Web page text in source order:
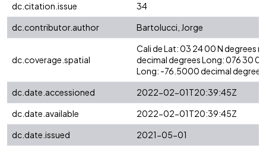
dc.citation.issue
34
dc.contributor.author
Bartolucci, Jorge
dc.coverage.spatial
Cali de Lat: 03 24 00 N degrees
decimal degrees Long: 076 30
Long: -76.5000 decimal degrees
dc.date.accessioned
2022-02-01T20:39:45Z
dc.date.available
2022-02-01T20:39:45Z
dc.date.issued
2021-05-01